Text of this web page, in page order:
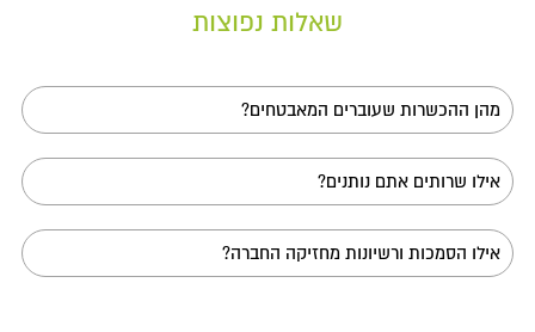
שאלות נפוצות
מהן ההכשרות שעוברים המאבטחים?
מורכבים יותר גם יוצאי קורס לוט"ר ויוצאי יחידת אבטחת
האישים של השב"כ. בנוסף לכל אנו מקפידים כי הצוות שלנו
יעבור מדי שנה מספר השתלמויות וקורסי ריענון בסטנדרט
במדינת ישראל.
אילו שרותים אתם נותנים?
מקומות כמו בתי ספר, גנים, אולמות אירועים, מפעלים
וישובים, ועד שירותי אבטחת אישים ברמה הגבוהה ביותר.
אילו הסמכות ורשיונות מחזיקה החברה?